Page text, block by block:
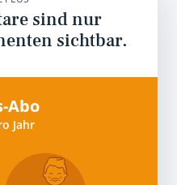
sind nur
sichtbar.
Abo
Jahr